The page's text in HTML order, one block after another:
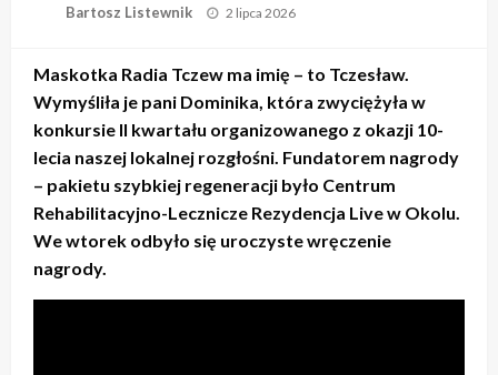
Bartosz Listewnik
Opublikowane
2 lipca 2026
Maskotka Radia Tczew ma imię – to Tczesław.
Wymyśliła je pani Dominika, która zwyciężyła w
konkursie II kwartału organizowanego z okazji 10-
lecia naszej lokalnej rozgłośni. Fundatorem nagrody
– pakietu szybkiej regeneracji było Centrum
Rehabilitacyjno-Lecznicze Rezydencja Live w Okolu.
We wtorek odbyło się uroczyste wręczenie
nagrody.